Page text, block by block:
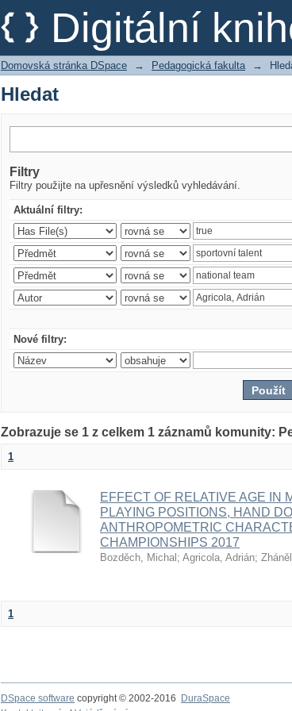
Digitální
Hledat
Domovská stránka DSpace → Pedagogická fakulta →
Hledat
Filtry
Filtry použijte na upřesnění výsledků vyhledávání.
Aktuální filtry:
Nové filtry:
Zobrazuje se 1 z celkem 1 záznamů komunity:
1
EFFECT OF RELATIVE AGE IN
PLAYING POSITIONS, HAND
ANTHROPOMETRIC
CHAMPIONSHIPS 2017
Bozděch, Michal ; Agricola, Adrián;
1
DSpace software copyright © 2002-2016 DuraSpace